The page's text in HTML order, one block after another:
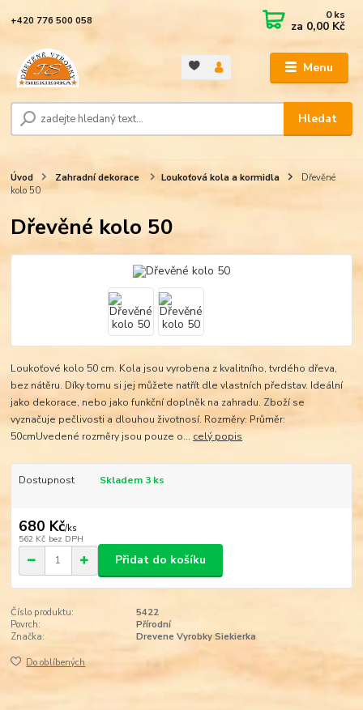
Menu
Hledat
+420 776 500 058 0ks
za 0,00 Kč
Úvod Zahradní dekorace Loukoťová kola a kormidla
Dřevěné
kolo 50
Dřevěné kolo 50
Loukoťové kolo 50 cm. Kola jsou vyrobena z kvalitního, tvrdého dřeva,
bez nátěru. Díky tomu si jej můžete natřít dle vlastních představ. Ideální
jako dekorace, nebo jako funkční doplněk na zahradu. Zboží se
vyznačuje pečlivosti a dlouhou životnosí. Rozměry: Průměr:
50cmUvedené rozměry jsou pouze o... celý popis
Dostupnost Skladem 3 ks
680 Kč/ks
562 Kč bez DPH
Přidat do košíku
Číslo produktu:
5422
Povrch:
Přírodní
Značka:
Drevene Vyrobky Siekierka
Do oblíbených